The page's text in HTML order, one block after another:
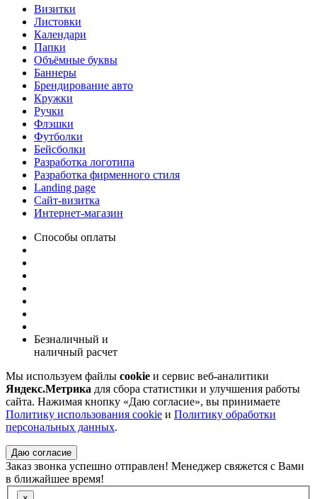
Визитки
Листовки
Календари
Папки
Объёмные буквы
Баннеры
Брендирование авто
Кружки
Ручки
Флэшки
Футболки
Бейсболки
Разработка логотипа
Разработка фирменного стиля
Landing page
Сайт-визитка
Интернет-магазин
Способы оплаты
Безналичный и
наличный расчет
Мы используем файлы cookie и сервис веб-аналитики
Яндекс.Метрика для сбора статистики и улучшения работы
сайта. Нажимая кнопку «Даю согласие», вы принимаете
Политику использования cookie и Политику обработки
персональных данных.
Даю согласие
Заказ звонка успешно отправлен! Менеджер свяжется с Вами
в ближайшее время!